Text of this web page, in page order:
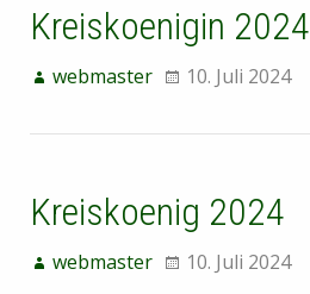
Kreiskoenigin 2024
webmaster 10. Juli 2024
Kreiskoenig 2024
webmaster 10. Juli 2024